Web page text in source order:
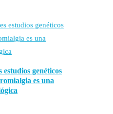
estudios genéticos
es una